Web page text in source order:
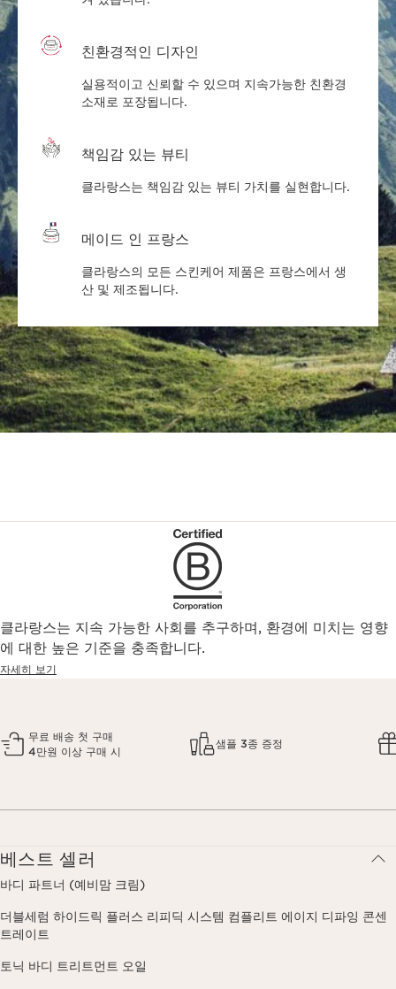
친환경적인 디자인
실용적이고 신뢰할 수 있으며 지속가능한 친환경
소재로 포장됩니다.
책임감 있는 뷰티
클라랑스는 책임감 있는 뷰티 가치를 실현합니다.
메이드 인 프랑스
클라랑스의 모든 스킨케어 제품은 프랑스에서 생
산 및 제조됩니다.
클라랑스는 지속 가능한 사회를 추구하며, 환경에 미치는 영향
에 대한 높은 기준을 충족합니다.
자세히 보기
무료 배송 첫 구매
4만원 이상 구매 시
샘플 3종 증정
베스트 셀러
바디 파트너 (예비맘 크림)
더블세럼 하이드릭 플러스 리피딕 시스템 컴플리트 에이지 디파잉 콘센
트레이트
토닉 바디 트리트먼트 오일